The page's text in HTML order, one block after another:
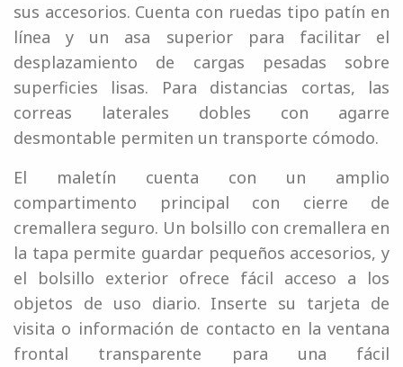
sus accesorios. Cuenta con ruedas tipo patín en
línea y un asa superior para facilitar el
desplazamiento de cargas pesadas sobre
superficies lisas. Para distancias cortas, las
correas laterales dobles con agarre
desmontable permiten un transporte cómodo.
El maletín cuenta con un amplio
compartimento principal con cierre de
cremallera seguro. Un bolsillo con cremallera en
la tapa permite guardar pequeños accesorios, y
el bolsillo exterior ofrece fácil acceso a los
objetos de uso diario. Inserte su tarjeta de
visita o información de contacto en la ventana
frontal transparente para una fácil